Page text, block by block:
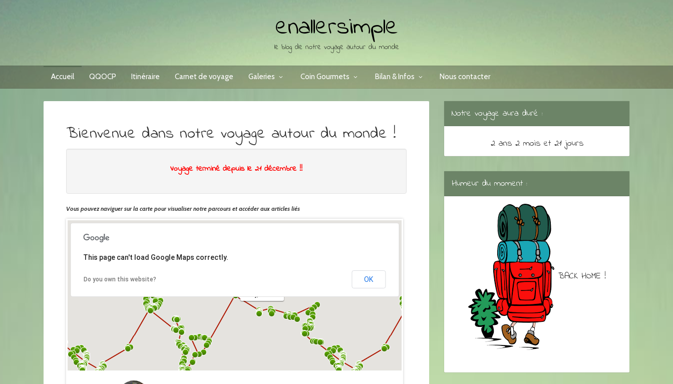
enallersimple
le blog de notre voyage autour du monde
Accueil QQOCP Itinéraire Carnet de voyage Galeries Coin Gourmets Bilan & Infos Nous contacter
Bienvenue dans notre voyage autour du monde !
Voyage terminé depuis le 21 décembre !!
Vous pouvez naviguer sur la carte pour visualiser notre parcours et accéder aux articles liés
This page can't load Google Maps correctly.
Do you own this website? OK
Notre voyage aura duré :
2 ans 2 mois et 21 jours
Humeur du moment :
BACK HOME !